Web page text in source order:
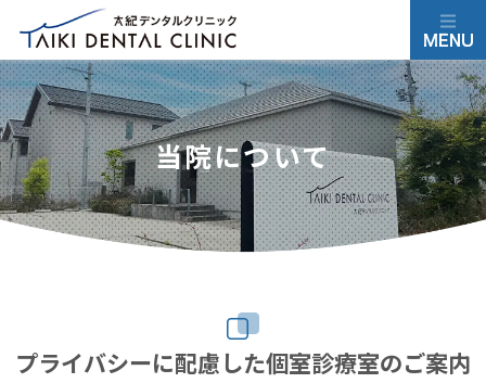
当院について
プライバシーに配慮した個室診療室のご案内